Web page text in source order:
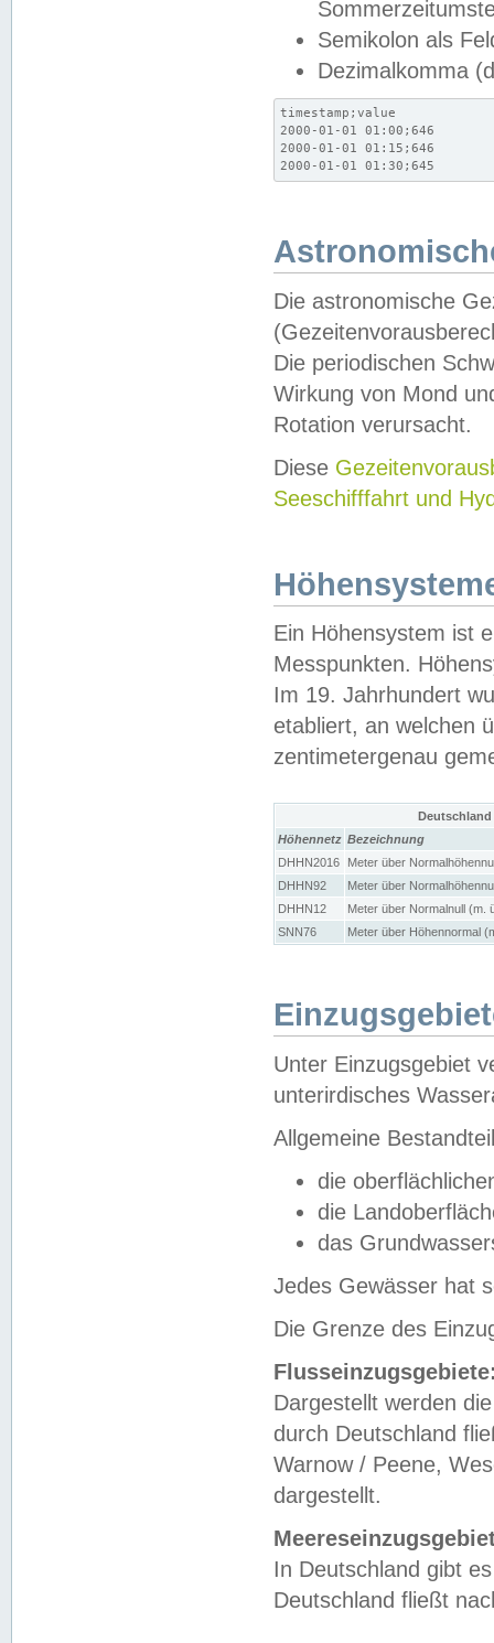
Semikolon als
Dezimalkomma
timestamp;value
2000-01-01 01:00;646
2000-01-01 01:15;646
2000-01-01 01:30;645
Die astronomische
Die periodischen
Wirkung von Mond
Rotation verursacht.
Diese
Seeschifffahrt und
Ein Höhensystem ist
Messpunkten.
Im 19. Jahrhundert
etabliert, an welchen
zentimetergenau
Höhennetz Bezeichnung
DHHN2016
Meter über
DHHN92
Meter über
DHHN12
Meter über Normalnull (m.
SNN76
Meter über Höhennormal
Unter Einzugsgebiet
unterirdisches
Allgemeine
die
die
das
Jedes Gewässer hat
Die Grenze des
Dargestellt werden
durch Deutschland
Warnow / Peene,
dargestellt.
In Deutschland gibt
Deutschland fließt